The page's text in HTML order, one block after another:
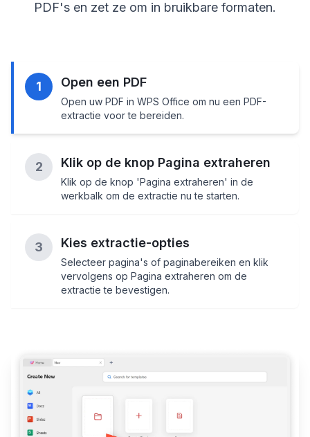
PDF's en zet ze om in bruikbare formaten.
1 Open een PDF
Open uw PDF in WPS Office om nu een PDF-
extractie voor te bereiden.
2 Klik op de knop Pagina extraheren
Klik op de knop 'Pagina extraheren' in de
werkbalk om de extractie nu te starten.
3 Kies extractie-opties
Selecteer pagina's of paginabereiken en klik
vervolgens op Pagina extraheren om de
extractie te bevestigen.